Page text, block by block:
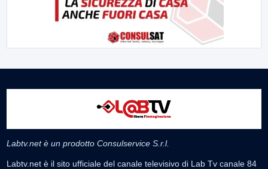
Labtv.net è un prodotto Consulservice S.r.l.
Labtv.net è il sito ufficiale del canale televisivo di Lab Tv canale 84